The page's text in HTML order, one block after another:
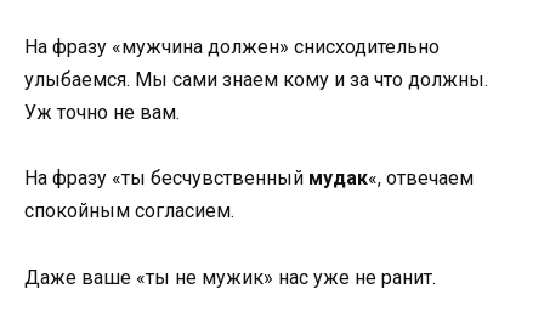
На фразу «мужчина должен» снисходительно
улыбаемся. Мы сами знаем кому и за что должны.
Уж точно не вам.
На фразу «ты бесчувственный мудак«, отвечаем
спокойным согласием.
Даже ваше «ты не мужик» нас уже не ранит.